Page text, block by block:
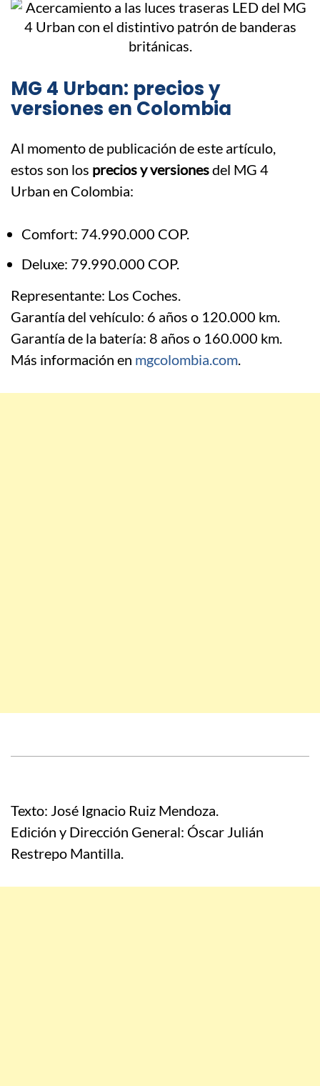
MG 4 Urban: precios y
versiones en Colombia
Al momento de publicación de este artículo,
estos son los precios y versionesdel MG 4
Urban en Colombia:
Comfort: 74.990.000 COP.
Deluxe: 79.990.000 COP.
Representante: Los Coches.
Garantía del vehículo: 6 años o 120.000 km.
Garantía de la batería: 8 años o 160.000 km.
Más información en mgcolombia.com.
Texto: José Ignacio Ruiz Mendoza.
Edición y Dirección General: Óscar Julián
Restrepo Mantilla.